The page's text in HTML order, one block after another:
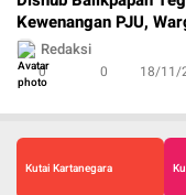
Kewenangan PJU,
Redaksi
0 0 18/11/
Kutai Kartanegara